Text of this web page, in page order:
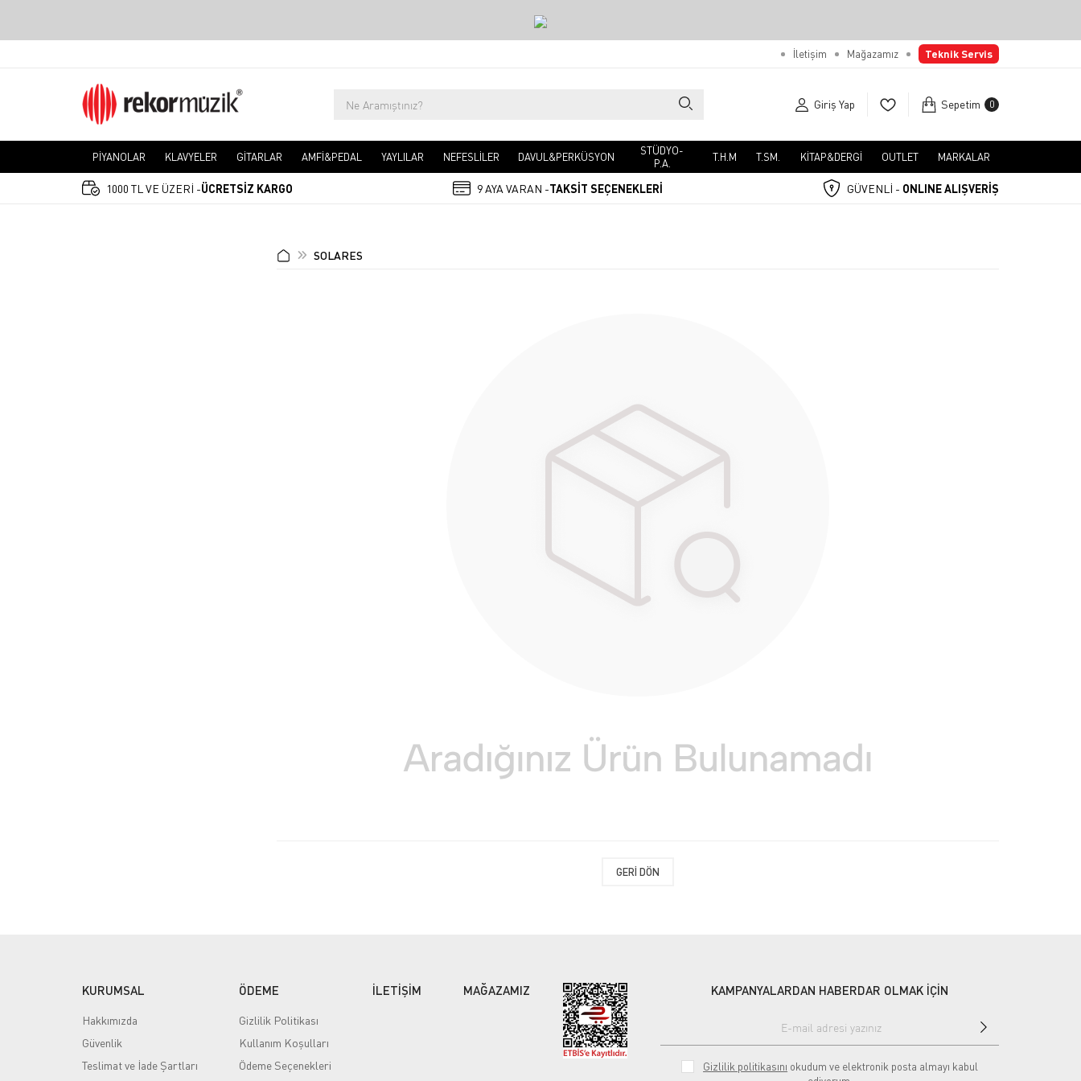
İletişim Mağazamız Teknik Servis
Giriş Yap Sepetim 0
PİYANOLAR KLAVYELER GİTARLAR AMFİ&PEDAL YAYLILAR NEFESLİLER DAVUL&PERKÜSYON
STÜDYO-
P.A.
T.H.M T.SM. KİTAP&DERGİ OUTLET MARKALAR
1000 TL VE ÜZERİ -ÜCRETSİZ KARGO 9 AYA VARAN -TAKSİT SEÇENEKLERİ GÜVENLİ - ONLINE ALIŞVERİŞ
SOLARES
GERI DÖN
KURUMSAL
Hakkımızda
Güvenlik
Teslimat ve İade Şartları
ÖDEME
Gizlilik Politikası
Kullanım Koşulları
Ödeme Seçenekleri
İLETİŞİM MAĞAZAMIZ KAMPANYALARDAN HABERDAR OLMAK İÇİN
Gizlilik politikasını okudum ve elektronik posta almayı kabul